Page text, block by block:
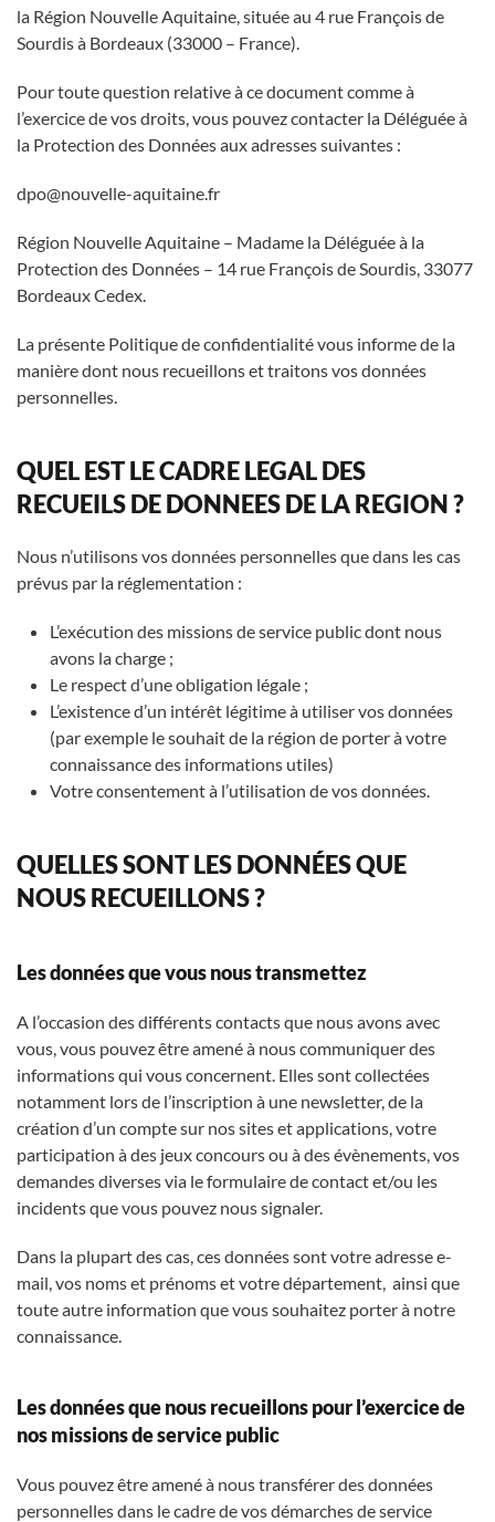
la Région Nouvelle Aquitaine, située au 4 rue François de
Sourdis à Bordeaux (33000 – France).
Pour toute question relative à ce document comme à
l’exercice de vos droits, vous pouvez contacter la Déléguée à
la Protection des Données aux adresses suivantes :
dpo@nouvelle-aquitaine.fr
Région Nouvelle Aquitaine – Madame la Déléguée à la
Protection des Données – 14 rue François de Sourdis, 33077
Bordeaux Cedex.
La présente Politique de confidentialité vous informe de la
manière dont nous recueillons et traitons vos données
personnelles.
QUEL EST LE CADRE LEGAL DES
RECUEILS DE DONNEES DE LA REGION ?
Nous n’utilisons vos données personnelles que dans les cas
prévus par la réglementation :
L’exécution des missions de service public dont nous
avons la charge ;
Le respect d’une obligation légale ;
L’existence d’un intérêt légitime à utiliser vos données
(par exemple le souhait de la région de porter à votre
connaissance des informations utiles)
Votre consentement à l’utilisation de vos données.
QUELLES SONT LES DONNÉES QUE
NOUS RECUEILLONS ?
Les données que vous nous transmettez
A l’occasion des différents contacts que nous avons avec
vous, vous pouvez être amené à nous communiquer des
informations qui vous concernent. Elles sont collectées
notamment lors de l’inscription à une newsletter, de la
création d’un compte sur nos sites et applications, votre
participation à des jeux concours ou à des évènements, vos
demandes diverses via le formulaire de contact et/ou les
incidents que vous pouvez nous signaler.
Dans la plupart des cas, ces données sont votre adresse e-
mail, vos noms et prénoms et votre département, ainsi que
toute autre information que vous souhaitez porter à notre
connaissance.
Les données que nous recueillons pour l’exercice de
nos missions de service public
Vous pouvez être amené à nous transférer des données
personnelles dans le cadre de vos démarches de service